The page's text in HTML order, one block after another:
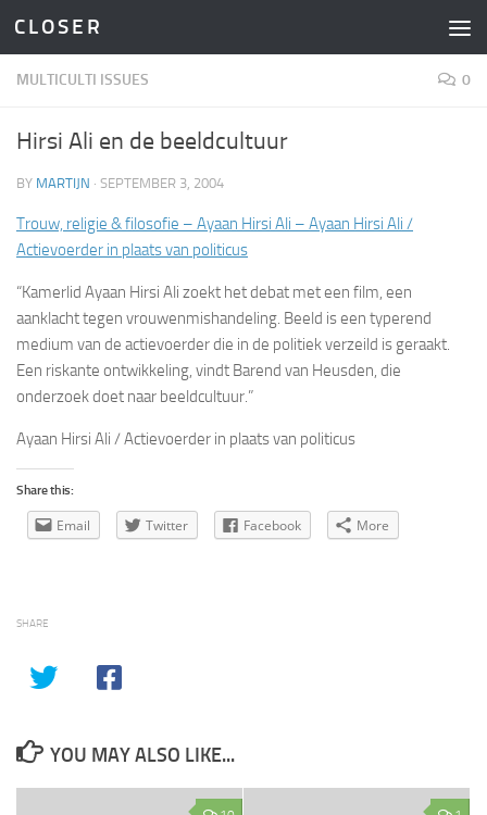
Skip to content
C L O S E R
MULTICULTI ISSUES 0
Hirsi Ali en de beeldcultuur
BY MARTIJN · SEPTEMBER 3, 2004
Trouw, religie & filosofie – Ayaan Hirsi Ali – Ayaan Hirsi Ali /
Actievoerder in plaats van politicus
“Kamerlid Ayaan Hirsi Ali zoekt het debat met een film, een
aanklacht tegen vrouwenmishandeling. Beeld is een typerend
medium van de actievoerder die in de politiek verzeild is geraakt.
Een riskante ontwikkeling, vindt Barend van Heusden, die
onderzoek doet naar beeldcultuur.”
Ayaan Hirsi Ali / Actievoerder in plaats van politicus
Share this:
Email Twitter Facebook More
SHARE
YOU MAY ALSO LIKE...